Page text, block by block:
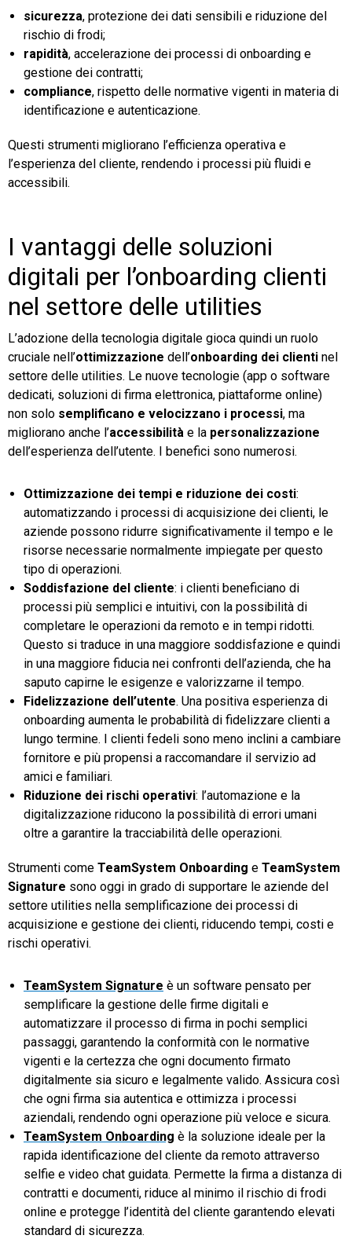
sicurezza, protezione dei dati sensibili e riduzione del
rischio di frodi;
rapidità, accelerazione dei processi di onboarding e
gestione dei contratti;
compliance, rispetto delle normative vigenti in materia di
identificazione e autenticazione.
Questi strumenti migliorano l’efficienza operativa e
l’esperienza del cliente, rendendo i processi più fluidi e
accessibili.
I vantaggi delle soluzioni
digitali per l’onboarding clienti
nel settore delle utilities
L’adozione della tecnologia digitale gioca quindi un ruolo
cruciale nell’ottimizzazione dell’onboarding dei clienti nel
settore delle utilities. Le nuove tecnologie (app o software
dedicati, soluzioni di firma elettronica, piattaforme online)
non solo semplificano e velocizzano i processi, ma
migliorano anche l’accessibilità e la personalizzazione
dell’esperienza dell’utente. I benefici sono numerosi.
Ottimizzazione dei tempi e riduzione dei costi:
automatizzando i processi di acquisizione dei clienti, le
aziende possono ridurre significativamente il tempo e le
risorse necessarie normalmente impiegate per questo
tipo di operazioni.
Soddisfazione del cliente: i clienti beneficiano di
processi più semplici e intuitivi, con la possibilità di
completare le operazioni da remoto e in tempi ridotti.
Questo si traduce in una maggiore soddisfazione e quindi
in una maggiore fiducia nei confronti dell’azienda, che ha
saputo capirne le esigenze e valorizzarne il tempo.
Fidelizzazione dell’utente. Una positiva esperienza di
onboarding aumenta le probabilità di fidelizzare clienti a
lungo termine. I clienti fedeli sono meno inclini a cambiare
fornitore e più propensi a raccomandare il servizio ad
amici e familiari.
Riduzione dei rischi operativi: l’automazione e la
digitalizzazione riducono la possibilità di errori umani
oltre a garantire la tracciabilità delle operazioni.
Strumenti come TeamSystem Onboarding e TeamSystem
Signature sono oggi in grado di supportare le aziende del
settore utilities nella semplificazione dei processi di
acquisizione e gestione dei clienti, riducendo tempi, costi e
rischi operativi.
TeamSystem Signature è un software pensato per
semplificare la gestione delle firme digitali e
automatizzare il processo di firma in pochi semplici
passaggi, garantendo la conformità con le normative
vigenti e la certezza che ogni documento firmato
digitalmente sia sicuro e legalmente valido. Assicura così
che ogni firma sia autentica e ottimizza i processi
aziendali, rendendo ogni operazione più veloce e sicura.
TeamSystem Onboarding è la soluzione ideale per la
rapida identificazione del cliente da remoto attraverso
selfie e video chat guidata. Permette la firma a distanza di
contratti e documenti, riduce al minimo il rischio di frodi
online e protegge l’identità del cliente garantendo elevati
standard di sicurezza.